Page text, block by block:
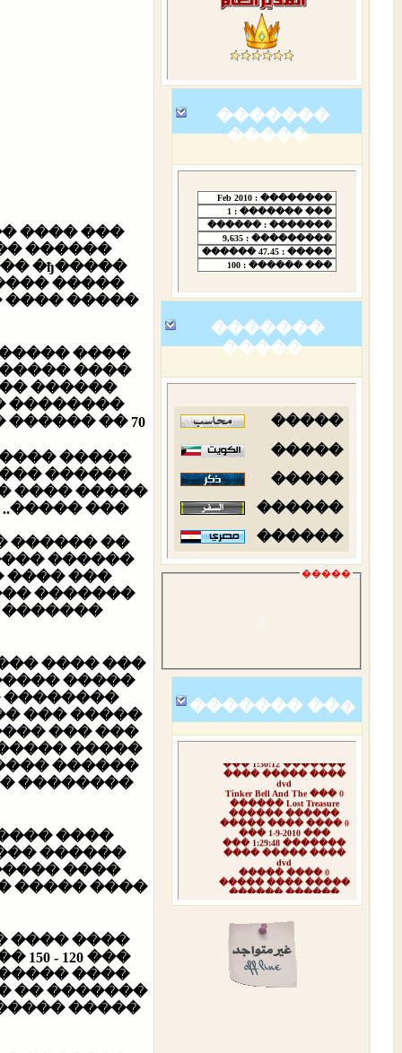
�������
�����
�������
�����
�����
�����
�����
������
������
�����
�
�� �������
0
���� ���� �����
���� ����� ����
dvd
��� Tinker Bell And The
Lost Treasure ������
������ ������
���� ���� �����
��� 1-9-2010 ���
������� 1:29:48 ���
���� ����� ����
dvd
���� �����
����� ���� �����
������ ������
��� ����
0
���� ������ ���
������� �����
����� ������ ���
��� ����
���� ����� tarzan
���������
������� ���
����� ��� ����
��� ����
����
�������
�� ��
����
������
��������
������ ������ �� �������.
�� ������
�� �����
������ ���
������
��� �����
����
������
����
�����
�����
������
����� ����
������
����� ���
������
����� ���
����
������
����
���� ��
�� ����
�������
������
����� ����